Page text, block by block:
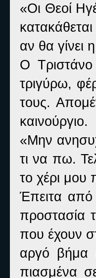
«Οι Θεοί
αν θα
Ο Τριστάνο
τριγύρω,
τους.
καινούργιο.
«Μην
τι να πω.
το χέρι μου
Έπειτα από
προστασία
που έχουν
αργό βήμα
πιασμένα